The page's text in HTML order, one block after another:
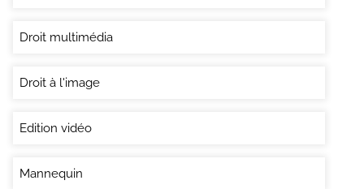
Droit multimédia
Droit à l'image
Edition vidéo
Mannequin